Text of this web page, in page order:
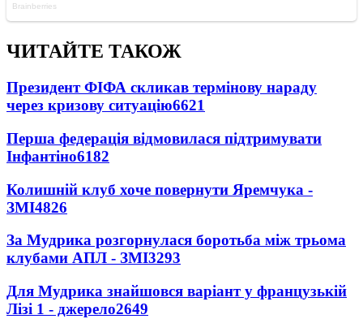
ЧИТАЙТЕ ТАКОЖ
Президент ФІФА скликав термінову нараду
через кризову ситуацію6621
Перша федерація відмовилася підтримувати
Інфантіно6182
Колишній клуб хоче повернути Яремчука -
ЗМІ4826
За Мудрика розгорнулася боротьба між трьома
клубами АПЛ - ЗМІ3293
Для Мудрика знайшовся варіант у французькій
Лізі 1 - джерело2649